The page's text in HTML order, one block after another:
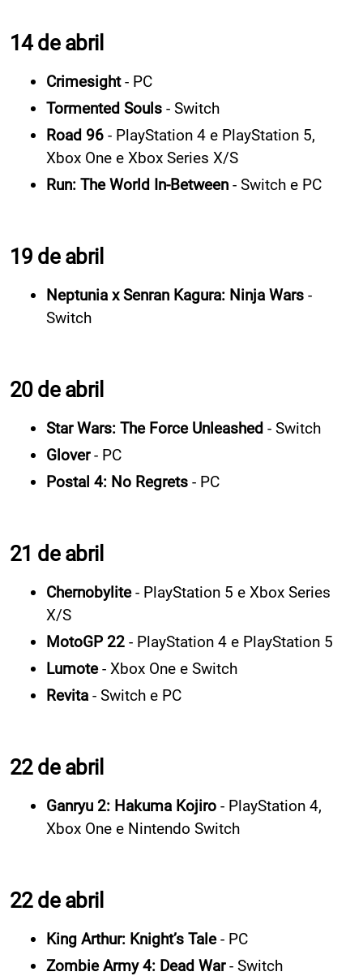
14 de abril
Crimesight- PC
Tormented Souls - Switch
Road 96 - PlayStation 4 e PlayStation 5,
Xbox One e Xbox Series X/S
Run: The World In-Between - Switch e PC
19 de abril
Neptunia x Senran Kagura: Ninja Wars -
Switch
20 de abril
Star Wars: The Force Unleashed - Switch
Glover- PC
Postal 4: No Regrets - PC
21 de abril
Chernobylite- PlayStation 5 e Xbox Series
X/S
MotoGP 22 - PlayStation 4 e PlayStation 5
Lumote- Xbox One e Switch
Revita - Switch e PC
22 de abril
Ganryu 2: Hakuma Kojiro - PlayStation 4,
Xbox One e Nintendo Switch
22 de abril
King Arthur: Knight’s Tale- PC
Zombie Army 4: Dead War- Switch